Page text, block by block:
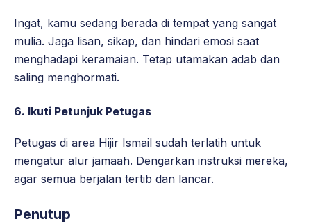
Ingat, kamu sedang berada di tempat yang sangat
mulia. Jaga lisan, sikap, dan hindari emosi saat
menghadapi keramaian. Tetap utamakan adab dan
saling menghormati.
6. Ikuti Petunjuk Petugas
Petugas di area Hijir Ismail sudah terlatih untuk
mengatur alur jamaah. Dengarkan instruksi mereka,
agar semua berjalan tertib dan lancar.
Penutup